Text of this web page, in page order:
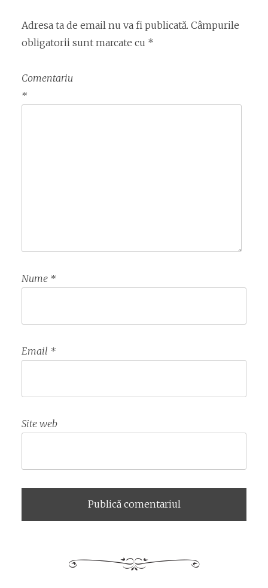
Adresa ta de email nu va fi publicată. Câmpurile
obligatorii sunt marcate cu *
Comentariu
*
Nume *
Email *
Site web